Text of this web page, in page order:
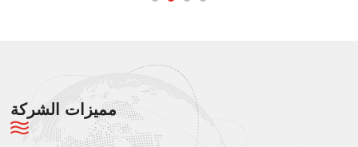
مميزات الشركة